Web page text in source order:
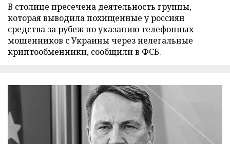
В столице пресечена деятельность группы,
которая выводила похищенные у россиян
средства за рубеж по указанию телефонных
мошенников с Украины через нелегальные
криптообменники, сообщили в ФСБ.